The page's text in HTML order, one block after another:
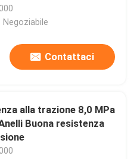
fino a 40 bar
Negoziabile
Contattaci
alla trazione 8,0 MPa
Buona resistenza